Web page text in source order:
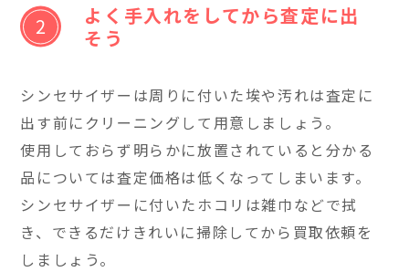
よく手入れをしてから査定に出
そう
シンセサイザーは周りに付いた埃や汚れは査定に
出す前にクリーニングして用意しましょう。
使用しておらず明らかに放置されていると分かる
品については査定価格は低くなってしまいます。
シンセサイザーに付いたホコリは雑巾などで拭
き、できるだけきれいに掃除してから買取依頼を
しましょう。